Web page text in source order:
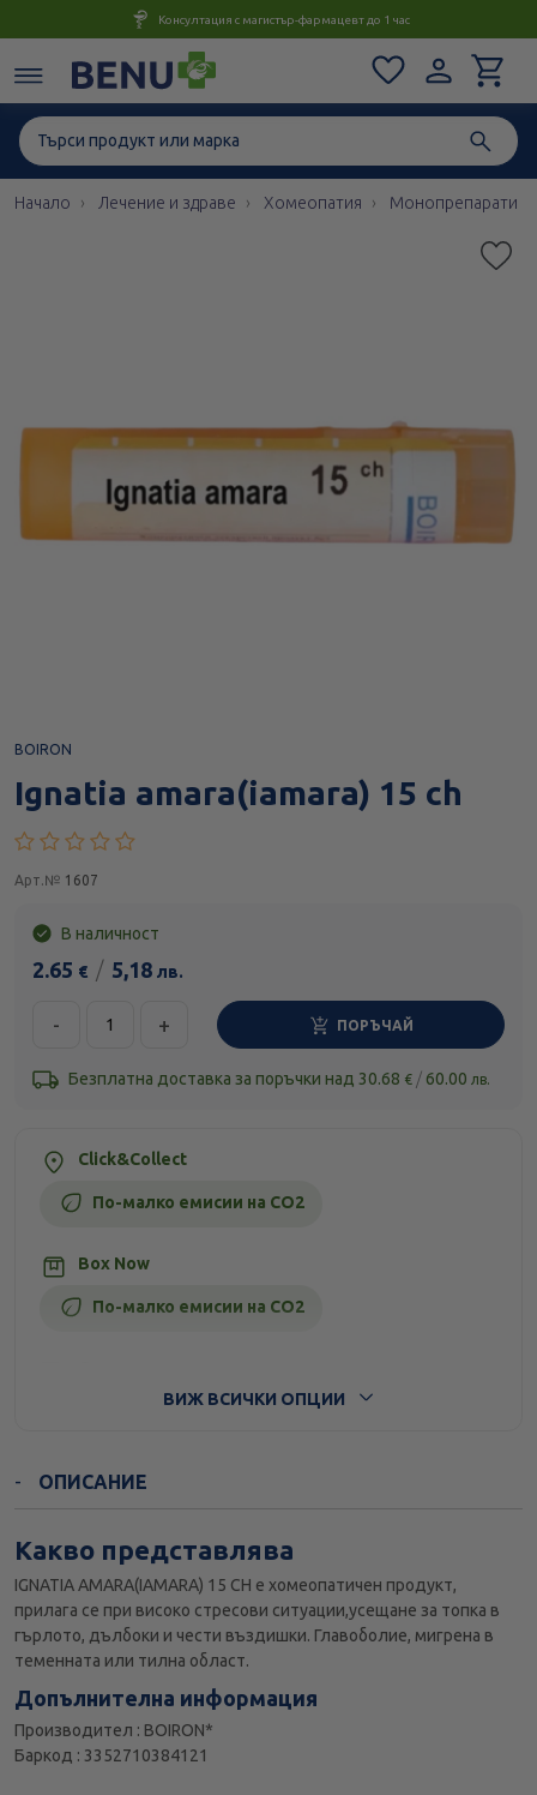
Консултация с магистър-фармацевт до 1 час
Начало Лечение и здраве Хомеопатия Монопрепарати
BOIRON
Ignatia amara(iamara) 15 ch
Арт.№ 1607
В наличност
2.65 € / 5,18 лв.
- + ПОРЪЧАЙ
Безплатна доставка за поръчки над 30.68 € / 60.00 лв.
Click&Collect
По-малко емисии на CO2
Box Now
По-малко емисии на CO2
ВИЖ ВСИЧКИ ОПЦИИ
ОПИСАНИЕ
Какво представлява
IGNATIA AMARA(IAMARA) 15 CH е хомеопатичен продукт,
прилага се при високо стресови ситуации,усещане за топка в
гърлото, дълбоки и чести въздишки. Главоболие, мигрена в
теменната или тилна област.
Допълнителна информация
Производител : BOIRON*
Баркод : 3352710384121